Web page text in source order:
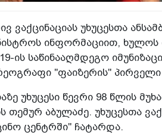
ვაქცინაციას უხუცესთა
ინფორმაციით, ხულოს
ის საწინააღმდეგო
"ფაიზერის"
უხუცესი წევრი 98 წლის
თემურ აბულაძე. უხუცესთა
ცენტრში" ჩატარდა.